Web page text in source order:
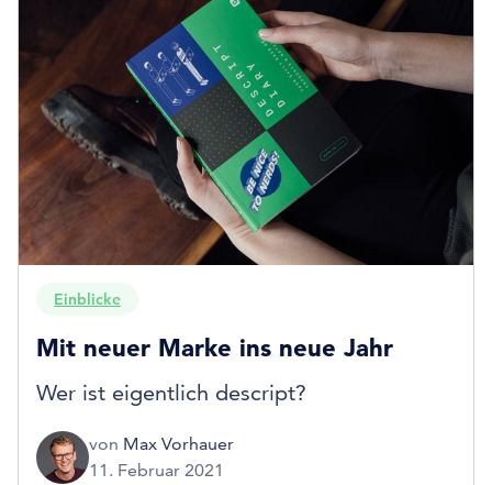
Einblicke
Mit neuer Marke ins neue Jahr
Wer ist eigentlich descript?
von Max Vorhauer
11. Februar 2021